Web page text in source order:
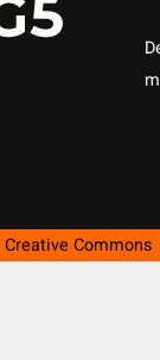
Creative Commons